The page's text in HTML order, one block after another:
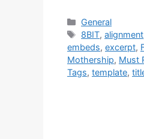
Categorías
General
Etiquetas
8BIT,alignment
embeds, excerpt,
Mothership, Must
Tags, template,